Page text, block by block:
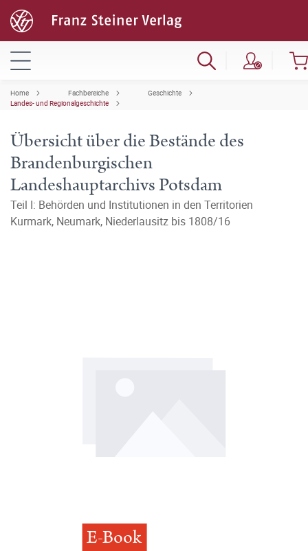
Home Fachbereiche
Geschichte
Landes- und Regionalgeschichte
Übersicht über die Bestände des
Brandenburgischen
Landeshauptarchivs Potsdam
Teil I: Behörden und Institutionen in den Territorien
Kurmark, Neumark, Niederlausitz bis 1808/16
E-Book